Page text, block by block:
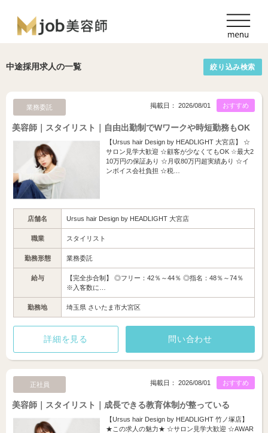
中途採用求人の一覧 絞り込み検索
業務委託 おすすめ
掲載日： 2026/08/01
美容師｜スタイリスト｜自由出勤制でWワークや時短勤務もOK
【Ursus hair Design by HEADLIGHT 大宮店】 ☆
サロン見学大歓迎 ☆顧客が少なくてもOK ☆最大2
10万円の保証あり ☆月収80万円超実績あり ☆イ
ンボイス会社負担 ☆税…
店舗名 Ursus hair Design by HEADLIGHT 大宮店
職業 スタイリスト
勤務形態 業務委託
給与
【完全歩合制】 ◎フリー：42％～44％ ◎指名：48％～74％
※入客数に…
勤務地 埼玉県 さいたま市大宮区
詳細を見る 問い合わせ
正社員 おすすめ
掲載日： 2026/08/01
美容師｜スタイリスト｜成長できる教育体制が整っている
【Ursus hair Design by HEADLIGHT 竹ノ塚店】
★この求人の魅力★ ☆サロン見学大歓迎 ☆AWAR